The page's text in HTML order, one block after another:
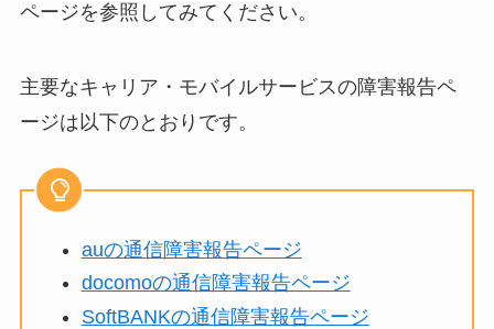
ページを参照してみてください。
主要なキャリア・モバイルサービスの障害報告ペ
ージは以下のとおりです。
auの通信障害報告ページ
docomoの通信障害報告ページ
SoftBANKの通信障害報告ページ